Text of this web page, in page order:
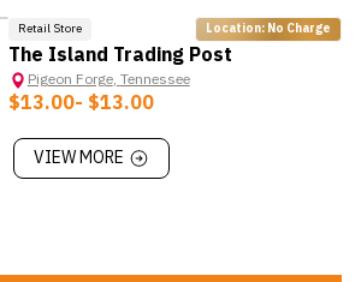
Retail Store Location: No Charge
The Island Trading Post
Pigeon Forge,Tennessee
$13.00- $13.00
VIEW MORE